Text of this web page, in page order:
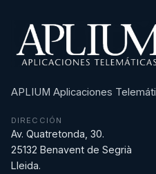
APLIUM Aplicaciones
DIRECCIÓN
Av. Quatretonda, 30.
25132 Benavent de Segrià
Lleida.